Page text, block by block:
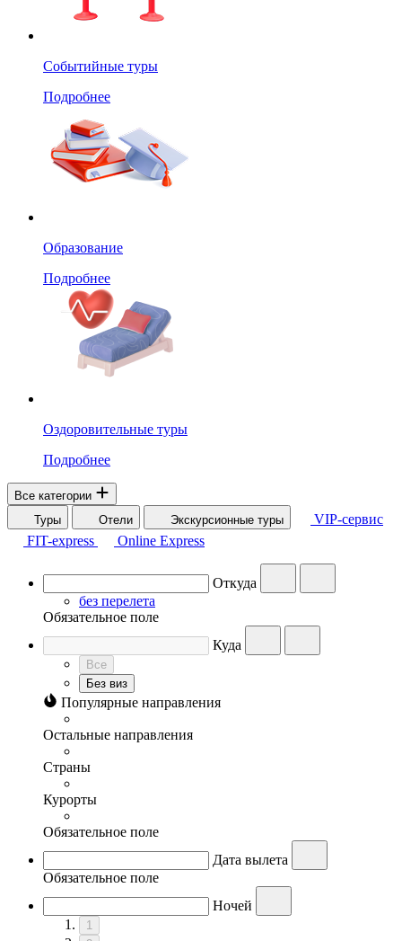
Событийные туры
Подробнее
Образование
Подробнее
Оздоровительные туры
Подробнее
Все категории
Туры
Отели Экскурсионные туры
VIP-сервис
FIT-express
Online Express
Откуда
без перелета
Обязательное поле
Куда
Все
Без виз
Популярные направления
Остальные направления
Страны
Курорты
Обязательное поле
Дата вылета
Обязательное поле
Ночей
1